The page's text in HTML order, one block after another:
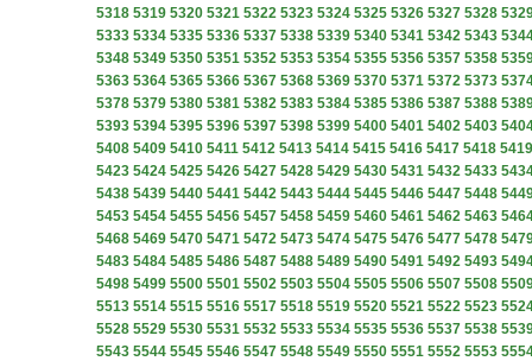
5318 5319 5320 5321 5322 5323 5324 5325 5326 5327 5328
5333 5334 5335 5336 5337 5338 5339 5340 5341 5342 5343
5348 5349 5350 5351 5352 5353 5354 5355 5356 5357 5358
5363 5364 5365 5366 5367 5368 5369 5370 5371 5372 5373
5378 5379 5380 5381 5382 5383 5384 5385 5386 5387 5388
5393 5394 5395 5396 5397 5398 5399 5400 5401 5402 5403
5408 5409 5410 5411 5412 5413 5414 5415 5416 5417 5418 5419
5423 5424 5425 5426 5427 5428 5429 5430 5431 5432 5433
5438 5439 5440 5441 5442 5443 5444 5445 5446 5447 5448
5453 5454 5455 5456 5457 5458 5459 5460 5461 5462 5463
5468 5469 5470 5471 5472 5473 5474 5475 5476 5477 5478
5483 5484 5485 5486 5487 5488 5489 5490 5491 5492 5493
5498 5499 5500 5501 5502 5503 5504 5505 5506 5507 5508
5513 5514 5515 5516 5517 5518 5519 5520 5521 5522 5523
5528 5529 5530 5531 5532 5533 5534 5535 5536 5537 5538
5543 5544 5545 5546 5547 5548 5549 5550 5551 5552 5553